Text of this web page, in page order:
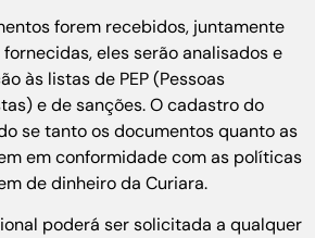
forem recebidos, juntamente
eles serão analisados e
às listas de PEP (Pessoas
e de sanções. O cadastro do
se tanto os documentos quanto as
em conformidade com as políticas
de dinheiro da Curiara.
poderá ser solicitada a qualquer